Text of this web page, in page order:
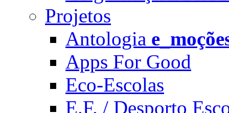
Projetos
Antologia
Apps For Good
Eco-Escolas
E.F. / Desporto